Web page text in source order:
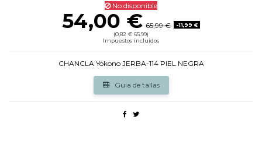
No disponible
54,00 € 65,99 €
-11,99 €
(0,82 € 65.99)
Impuestos incluidos
CHANCLA Yokono JERBA-114 PIEL NEGRA
Guia de tallas